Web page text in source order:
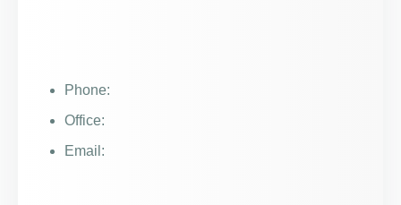
Phone:
Office:
Email: